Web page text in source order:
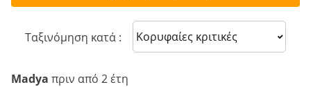
Ταξινόμηση κατά : Sort reviews
Madya πριν από 2 έτη